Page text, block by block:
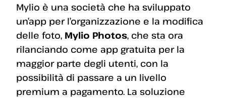
Mylio è una società che ha sviluppato
un’app per l’organizzazione e la modifica
delle foto, Mylio Photos, che sta ora
rilanciando come app gratuita per la
maggior parte degli utenti, con la
possibilità di passare a un livello
premium a pagamento. La soluzione